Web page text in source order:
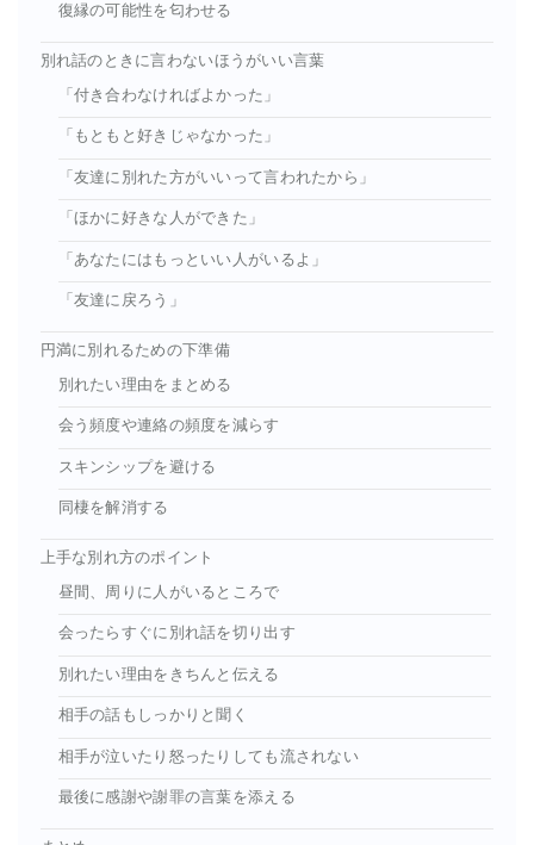
復縁の可能性を匂わせる
別れ話のときに言わないほうがいい言葉
「付き合わなければよかった」
「もともと好きじゃなかった」
「友達に別れた方がいいって言われたから」
「ほかに好きな人ができた」
「あなたにはもっといい人がいるよ」
「友達に戻ろう」
円満に別れるための下準備
別れたい理由をまとめる
会う頻度や連絡の頻度を減らす
スキンシップを避ける
同棲を解消する
上手な別れ方のポイント
昼間、周りに人がいるところで
会ったらすぐに別れ話を切り出す
別れたい理由をきちんと伝える
相手の話もしっかりと聞く
相手が泣いたり怒ったりしても流されない
最後に感謝や謝罪の言葉を添える